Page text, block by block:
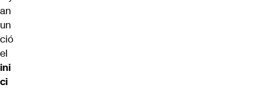
an
un
ció
el
ini
ci